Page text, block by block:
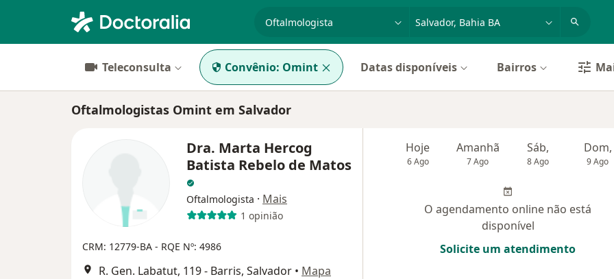
Teleconsulta Convênio: Omint Datas disponíveis Bairros
Oftalmologistas Omint em Salvador
Dra. Marta Hercog
Batista Rebelo de Matos
Oftalmologista · Mais
1 opinião
CRM: 12779-BA - RQE Nº: 4986
R. Gen. Labatut, 119 - Barris, Salvador • Mapa
Hoje
6 Ago
Amanhã
7 Ago
Sáb,
8 Ago
Dom,
9 Ago
O agendamento online não está
disponível
Solicite um atendimento